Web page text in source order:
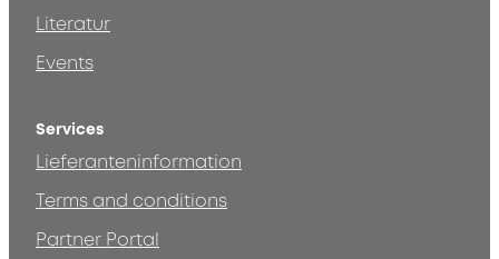
Literatur
Events
Services
Lieferanteninformation
Terms and conditions
Partner Portal